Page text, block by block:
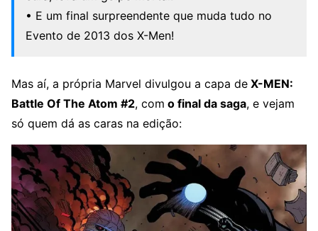
• E um final surpreendente que muda tudo no
Evento de 2013 dos X-Men!
Mas aí, a própria Marvel divulgou a capa de X-MEN:
Battle Of The Atom #2, com o final da saga, e vejam
só quem dá as caras na edição: